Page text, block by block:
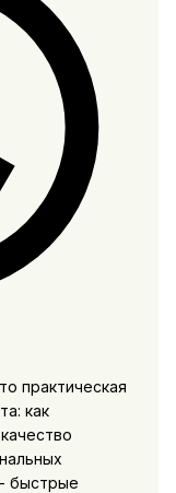
практическая
как
быстрые